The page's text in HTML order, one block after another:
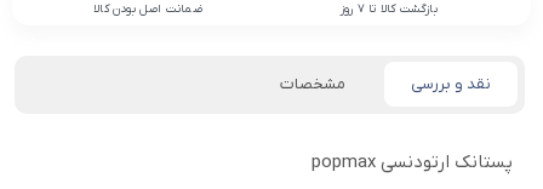
بازگشت کالا تا 7 روز ضمانت اصل بودن کالا
نقد و بررسی مشخصات
پستانک ارتودنسی popmax